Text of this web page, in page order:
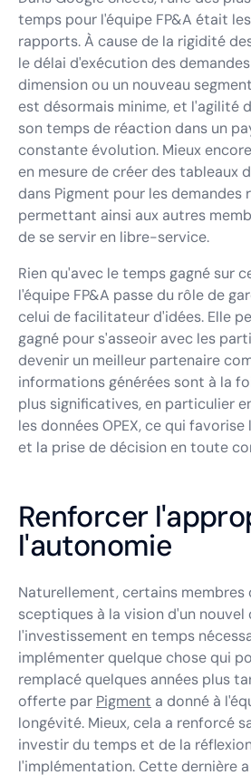
temps pour l'équipe FP&A était
rapports. À cause de la rigidité
le délai d'exécution des
dimension ou un nouveau
est désormais minime, et l'agilité
son temps de réaction dans un
constante évolution. Mieux
en mesure de créer des tableaux
dans Pigment pour les demandes
permettant ainsi aux autres
de se servir en libre-service.
Rien qu'avec le temps gagné sur
l'équipe FP&A passe du rôle de
celui de facilitateur d'idées. Elle
gagné pour s'asseoir avec les
devenir un meilleur partenaire
informations générées sont à la
plus significatives, en particulier
les données OPEX, ce qui
et la prise de décision en toute
Renforcer
l'autonomie
Naturellement, certains membres
sceptiques à la vision d'un
l'investissement en temps
implémenter quelque chose qui
remplacé quelques années plus
offerte par Pigment a donné à
longévité. Mieux, cela a renforcé
investir du temps et de la
l'implémentation. Cette dernière